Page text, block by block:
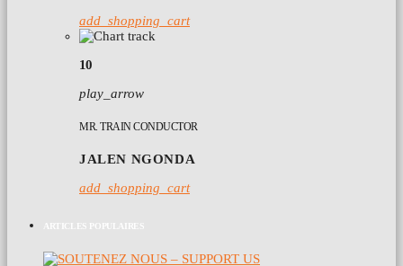
add_shopping_cart
10
play_arrow
MR. TRAIN CONDUCTOR
JALEN NGONDA
add_shopping_cart
ARTICLES POPULAIRES